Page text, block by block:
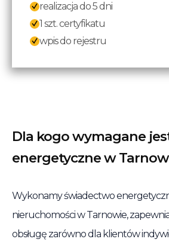
realizacja do 5 dni
1 szt. certyfikatu
wpis do rejestru
Dla kogo wymagane
energetyczne w
Wykonamy świadectwo
nieruchomości w Tarnowie,
obsługę zarówno dla klientów